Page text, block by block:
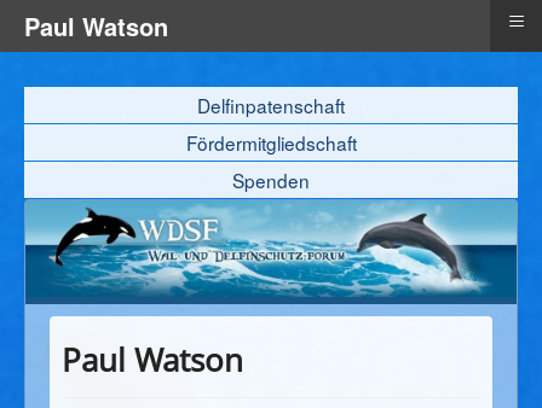
Delfinpatenschaft
Fördermitgliedschaft
Spenden
Paul Watson
Paul Watson ≡